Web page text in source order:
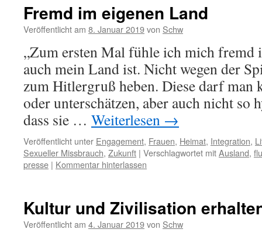
Fremd im eigenen Land
Veröffentlicht am 8. Januar 2019von Schw
„Zum ersten Mal fühle ich mich fremd
auch mein Land ist. Nicht wegen der
zum Hitlergruß heben. Diese darf man
oder unterschätzen, aber auch nicht so
dass sie … Weiterlesen →
Veröffentlicht unter Engagement, Frauen, Heimat, Integration,
Sexueller Missbrauch, Zukunft | Verschlagwortet mitAusland,
presse | Kommentar hinterlassen
Kultur und Zivilisation
Veröffentlicht am 4. Januar 2019von Schw